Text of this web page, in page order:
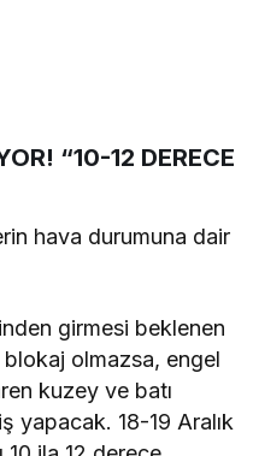
“10-12 DERECE
hava durumuna dair
girmesi beklenen
olmazsa, engel
kuzey ve batı
yapacak. 18-19 Aralık